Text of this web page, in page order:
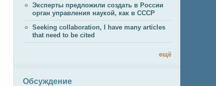
Эксперты предложили создать в России
орган управления наукой, как в СССР
Seeking collaboration, I have many articles
that need to be cited
ещё
Обсуждение